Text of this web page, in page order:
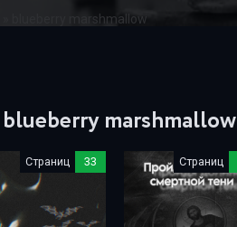
» blueberry marshmallow
marshmallow
Страниц 33 Страниц